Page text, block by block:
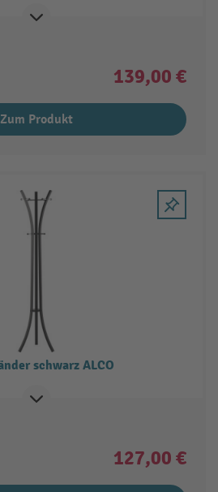
139,00 €
Zum Produkt
ALCO Garderobenständer schwarz ALCO
127,00 €